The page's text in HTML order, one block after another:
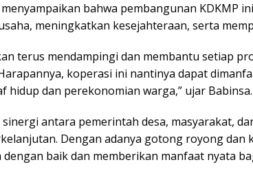
bahwa pembangunan KDKMP
meningkatkan kesejahteraan, serta
terus mendampingi dan membantu setiap
koperasi ini nantinya dapat
dan perekonomian warga,” ujar Babinsa.
antara pemerintah desa, masyarakat,
Dengan adanya gotong royong dan
baik dan memberikan manfaat nyata